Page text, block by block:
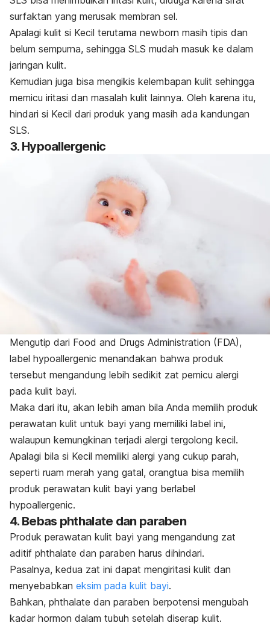
surfaktan yang merusak membran sel.
Apalagi kulit si Kecil terutama newborn masih tipis dan
belum sempurna, sehingga SLS mudah masuk ke dalam
jaringan kulit.
Kemudian juga bisa mengikis kelembapan kulit sehingga
memicu iritasi dan masalah kulit lainnya. Oleh karena itu,
hindari si Kecil dari produk yang masih ada kandungan
SLS.
3. Hypoallergenic
Mengutip dari Food and Drugs Administration (FDA),
label hypoallergenic menandakan bahwa produk
tersebut mengandung lebih sedikit zat pemicu alergi
pada kulit bayi.
Maka dari itu, akan lebih aman bila Anda memilih produk
perawatan kulit untuk bayi yang memiliki label ini,
walaupun kemungkinan terjadi alergi tergolong kecil.
Apalagi bila si Kecil memiliki alergi yang cukup parah,
seperti ruam merah yang gatal, orangtua bisa memilih
produk perawatan kulit bayi yang berlabel
hypoallergenic.
4. Bebas phthalate dan paraben
Produk perawatan kulit bayi yang mengandung zat
aditif phthalate dan paraben harus dihindari.
Pasalnya, kedua zat ini dapat mengiritasi kulit dan
menyebabkan eksim pada kulit bayi.
Bahkan, phthalate dan paraben berpotensi mengubah
kadar hormon dalam tubuh setelah diserap kulit.